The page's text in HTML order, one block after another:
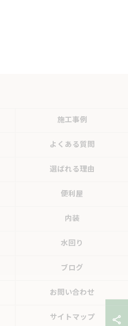
施工事例
よくある質問
選ばれる理由
便利屋
内装
水回り
ブログ
お問い合わせ
サイトマップ